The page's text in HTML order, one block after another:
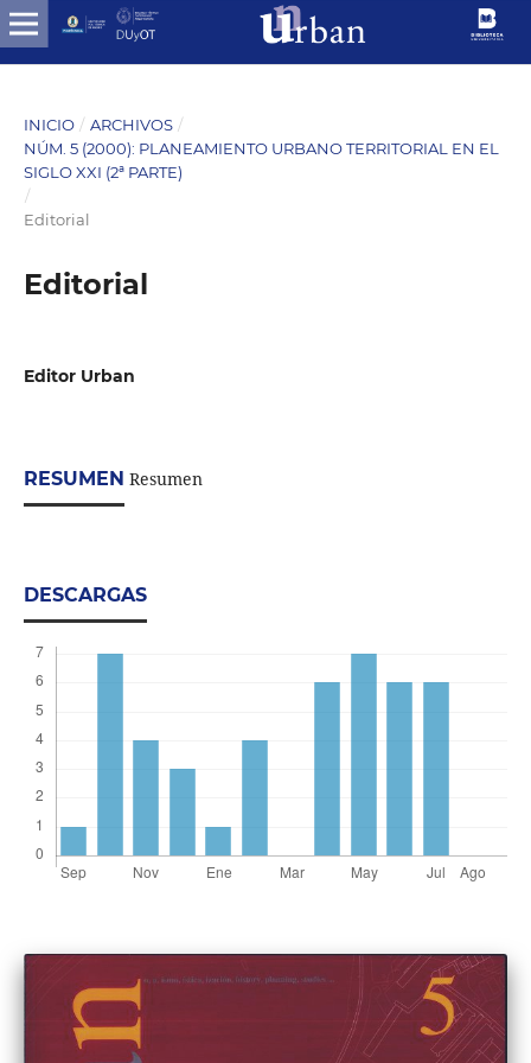
INICIO / ARCHIVOS /
NÚM. 5 (2000): PLANEAMIENTO URBANO TERRITORIAL EN EL
SIGLO XXI (2ª PARTE)
/
Editorial
Editorial
Editor Urban
RESUMEN Resumen
DESCARGAS